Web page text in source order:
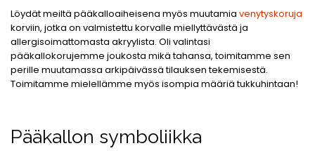
Löydät meiltä pääkalloaiheisena myös muutamia venytyskoruja
korviin, jotka on valmistettu korvalle miellyttävästä ja
allergisoimattomasta akryylista. Oli valintasi
pääkallokorujemme joukosta mikä tahansa, toimitamme sen
perille muutamassa arkipäivässä tilauksen tekemisestä.
Toimitamme mielellämme myös isompia määriä tukkuhintaan!
Pääkallon symboliikka